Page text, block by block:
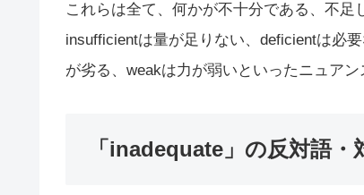
これらは全て、何かが不十分である、不足
insufficientは量が足りない、deficientは必
が劣る、weakは力が弱いといったニュアン
「inadequate」の反対語・